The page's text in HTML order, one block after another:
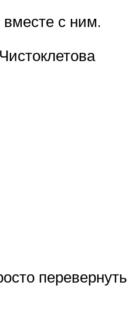
вместе с ним.
перевернуть